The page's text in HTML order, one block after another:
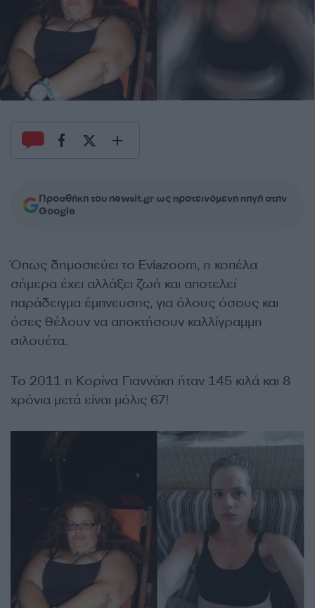
Προσθήκη του newsit.gr ως προτεινόμενη πηγή στην
Google
Όπως δημοσιεύει το Eviazoom, η κοπέλα
σήμερα έχει αλλάξει ζωή και αποτελεί
παράδειγμα έμπνευσης, για όλους όσους και
όσες θέλουν να αποκτήσουν καλλίγραμμη
σιλουέτα.
Το 2011 η Κορίνα Γιαννάκη ήταν 145 κιλά και 8
χρόνια μετά είναι μόλις 67!